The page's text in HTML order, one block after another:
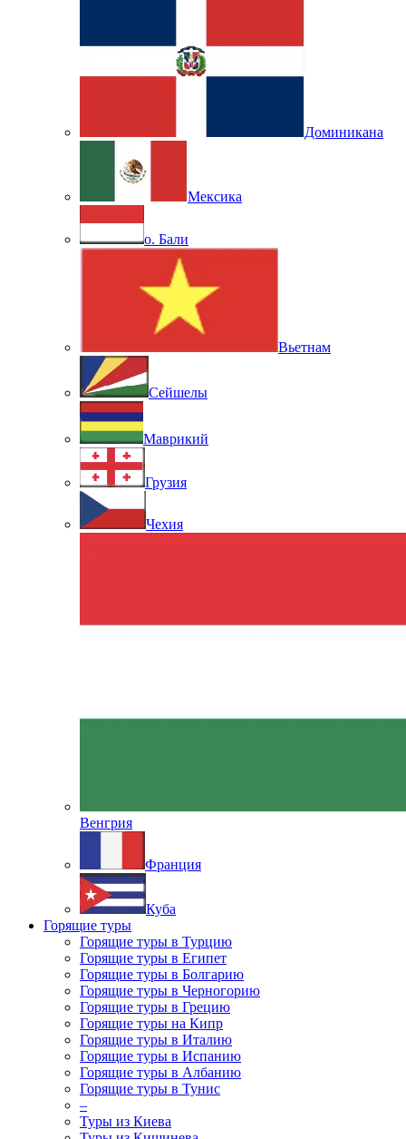
Доминикана
Мексика
о. Бали
Вьетнам
Сейшелы
Маврикий
Грузия
Чехия
Венгрия
Франция
Куба
Горящие туры
Горящие туры в Турцию
Горящие туры в Египет
Горящие туры в Болгарию
Горящие туры в Черногорию
Горящие туры в Грецию
Горящие туры на Кипр
Горящие туры в Италию
Горящие туры в Испанию
Горящие туры в Албанию
Горящие туры в Тунис
–
Туры из Киева